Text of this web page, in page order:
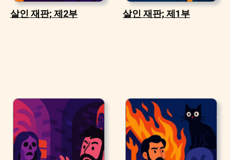
살인 재판; 제2부 살인 재판; 제1부